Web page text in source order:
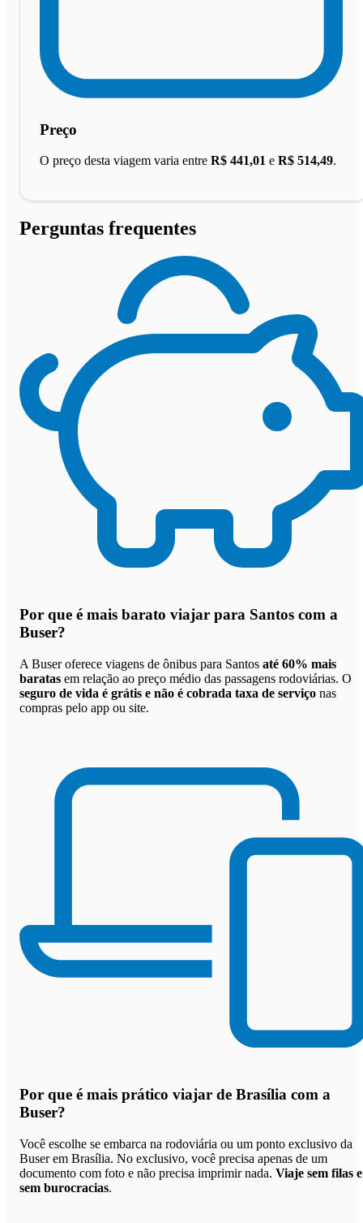
Preço
O preço desta viagem varia entre R$ 441,01 e R$ 514,49.
Perguntas frequentes
Por que é mais barato viajar para Santos com a
Buser?
A Buser oferece viagens de ônibus para Santos até 60% mais
baratas em relação ao preço médio das passagens rodoviárias. O
seguro de vida é grátis e não é cobrada taxa de serviço nas
compras pelo app ou site.
Por que é mais prático viajar de Brasília com a
Buser?
Você escolhe se embarca na rodoviária ou um ponto exclusivo da
Buser em Brasília. No exclusivo, você precisa apenas de um
documento com foto e não precisa imprimir nada. Viaje sem filas e
sem burocracias.